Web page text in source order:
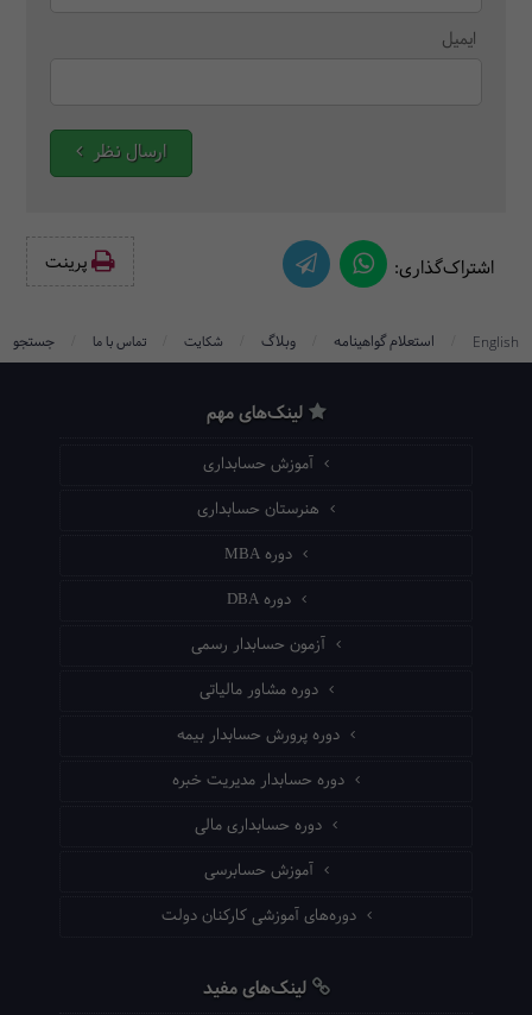
ایمیل
ارسال نظر
اشتراک‌گذاری: پرینت‌
English استعلام گواهینامه وبلاگ شکایت تماس با ما جستجو
لینک‌های مهم
آموزش حسابداری
هنرستان حسابداری
دوره MBA
دوره DBA
آزمون حسابدار رسمی
دوره مشاور مالیاتی
دوره پرورش حسابدار بیمه
دوره حسابدار مدیریت خبره
دوره حسابداری مالی
آموزش حسابرسی
دوره‌های آموزشی کارکنان دولت
لینک‌های مفید